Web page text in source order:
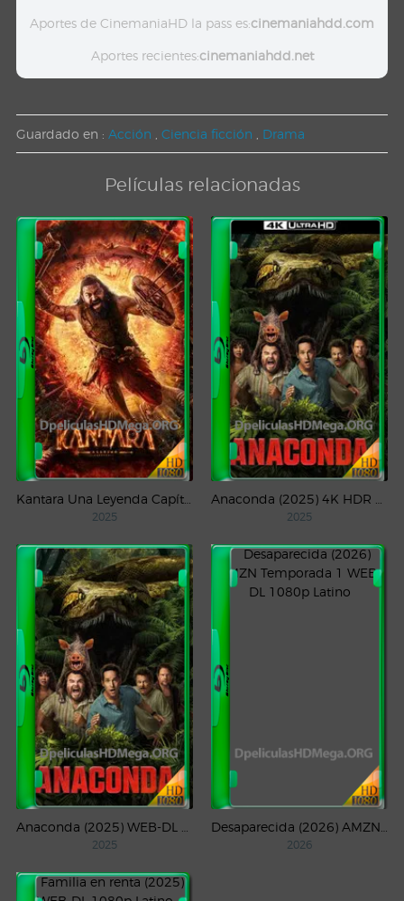
Aportes de CinemaniaHD la pass es:cinemaniahdd.com
Aportes recientes:cinemaniahdd.net
Guardado en : Acción Ciencia ficción Drama
Películas relacionadas
2025 2025
2025 2026